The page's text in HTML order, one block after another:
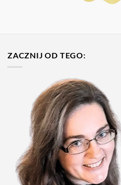
ZACZNIJ OD TEGO: